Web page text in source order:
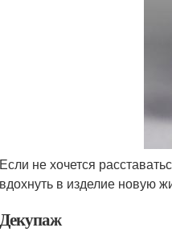
Если не хочется
вдохнуть в изделие новую
Декупаж